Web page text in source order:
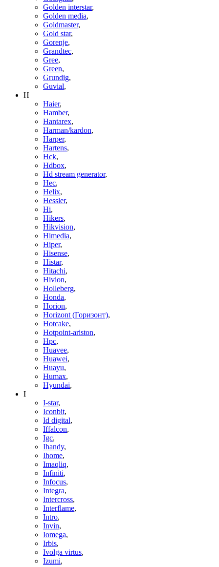
Golden interstar,
Golden media,
Goldmaster,
Gold star,
Gorenje,
Grandtec,
Gree,
Green,
Grundig,
Guvial,
H
Haier,
Hamber,
Hantarex,
Harman/kardon,
Harper,
Hartens,
Hck,
Hdbox,
Hd stream generator,
Hec,
Helix,
Hessler,
Hi,
Hikers,
Hikvision,
Himedia,
Hiper,
Hisense,
Histar,
Hitachi,
Hivion,
Holleberg,
Honda,
Horion,
Horizont (Горизонт),
Hotcake,
Hotpoint-ariston,
Hpc,
Huavee,
Huawei,
Huayu,
Humax,
Hyundai,
I
I-star,
Iconbit,
Id digital,
Iffalcon,
Igc,
Ihandy,
Ihome,
Imaqliq,
Infiniti,
Infocus,
Integra,
Intercross,
Interflame,
Intro,
Invin,
Iomega,
Irbis,
Ivolga virtus,
Izumi,